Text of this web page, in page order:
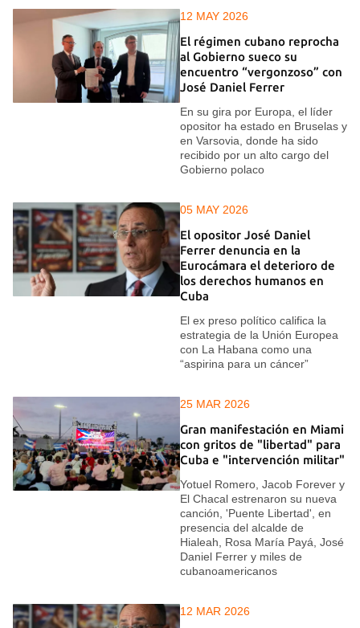
12 MAY 2026
El régimen cubano reprocha
al Gobierno sueco su
encuentro “vergonzoso” con
José Daniel Ferrer
En su gira por Europa, el líder
opositor ha estado en Bruselas y
en Varsovia, donde ha sido
recibido por un alto cargo del
Gobierno polaco
05 MAY 2026
El opositor José Daniel
Ferrer denuncia en la
Eurocámara el deterioro de
los derechos humanos en
Cuba
El ex preso político califica la
estrategia de la Unión Europea
con La Habana como una
“aspirina para un cáncer”
25 MAR 2026
Gran manifestación en Miami
con gritos de "libertad" para
Cuba e "intervención militar"
Yotuel Romero, Jacob Forever y
El Chacal estrenaron su nueva
canción, 'Puente Libertad', en
presencia del alcalde de
Hialeah, Rosa María Payá, José
Daniel Ferrer y miles de
cubanoamericanos
12 MAR 2026